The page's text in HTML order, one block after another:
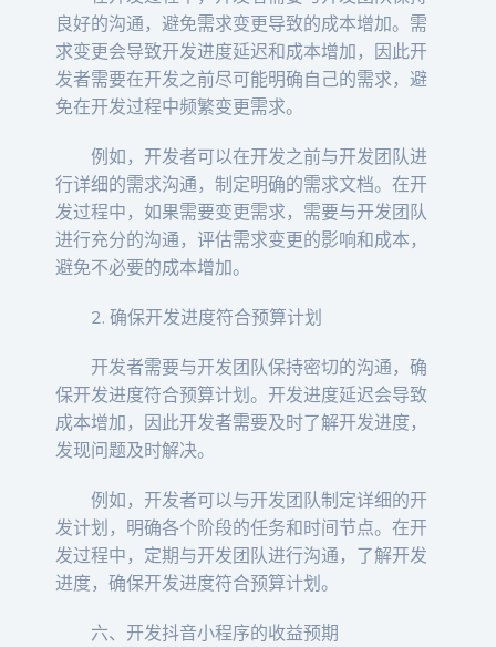
良好的沟通，避免需求变更导致的成本增加。需
求变更会导致开发进度延迟和成本增加，因此开
发者需要在开发之前尽可能明确自己的需求，避
免在开发过程中频繁变更需求。
例如，开发者可以在开发之前与开发团队进
行详细的需求沟通，制定明确的需求文档。在开
发过程中，如果需要变更需求，需要与开发团队
进行充分的沟通，评估需求变更的影响和成本，
避免不必要的成本增加。
2. 确保开发进度符合预算计划
开发者需要与开发团队保持密切的沟通，确
保开发进度符合预算计划。开发进度延迟会导致
成本增加，因此开发者需要及时了解开发进度，
发现问题及时解决。
例如，开发者可以与开发团队制定详细的开
发计划，明确各个阶段的任务和时间节点。在开
发过程中，定期与开发团队进行沟通，了解开发
进度，确保开发进度符合预算计划。
六、开发抖音小程序的收益预期